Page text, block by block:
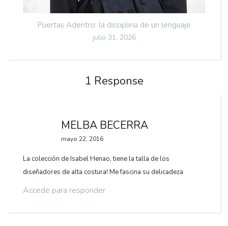
Puertas Adentro: la disciplina de un lenguaje
Posted
julio 31, 2026
1 Response
MELBA BECERRA
mayo 22, 2016
La colección de Isabel Henao, tiene la talla de los
diseñadores de alta costura! Me fascina su delicadeza
Accede para responder